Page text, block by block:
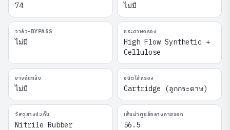
74 ไม่มี
วาล์ว-BYPASS
ไม่มี
กระดาษกรอง
High Flow Synthetic +
Cellulose
ยางกันกลับ
ไม่มี
ชนิดไส้กรอง
Cartridge (ลูกกระดาษ)
วัสดุยางปะเก็น
Nitrile Rubber
เส้นผ่าศูนย์กลางภายนอก
56.5